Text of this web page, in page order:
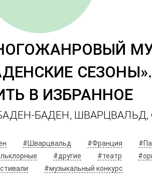
БАДЕН, ШВАРЦВАЛЬД,
#Шварцвальд #Франция
#другие #театр
#музыкальный конкурс